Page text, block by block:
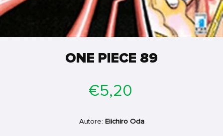
ONE PIECE 89
di
€5,20
Autore: Eiichiro Oda